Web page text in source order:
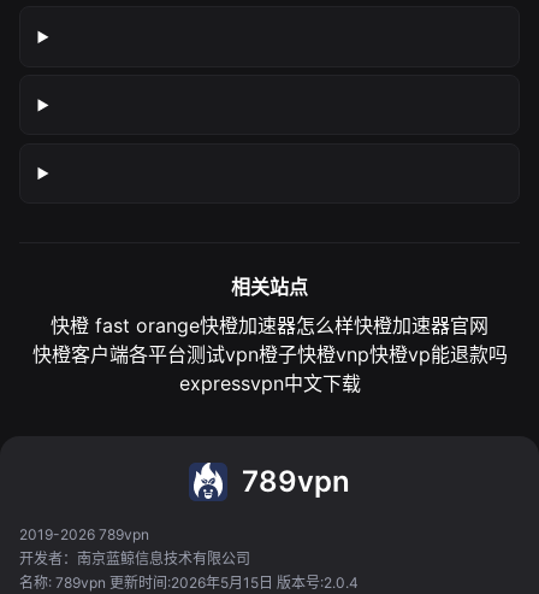
相关站点
快橙 fast orange快橙加速器怎么样快橙加速器官网
快橙客户端各平台测试vpn橙子快橙vnp快橙vp能退款吗
expressvpn中文下载
789vpn
2019-2026 789vpn
开发者：南京蓝鲸信息技术有限公司
名称: 789vpn 更新时间:2026年5月15日 版本号:2.0.4